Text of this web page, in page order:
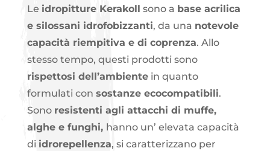
Le idropitture Kerakoll sono a base acrilica
e silossani idrofobizzanti, da una notevole
capacità riempitiva e di coprenza. Allo
stesso tempo, questi prodotti sono
rispettosi dell’ambientein quanto
formulati con sostanze ecocompatibili.
Sono resistenti agli attacchi di muffe,
alghe e funghi, hanno un’ elevata capacità
di idrorepellenza, si caratterizzano per